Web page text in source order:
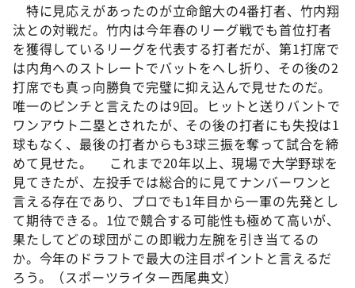
特に見応えがあったのが立命館大の4番打者、竹内翔
汰との対戦だ。竹内は今年春のリーグ戦でも首位打者
を獲得しているリーグを代表する打者だが、第1打席で
は内角へのストレートでバットをへし折り、その後の2
打席でも真っ向勝負で完璧に抑え込んで見せたのだ。
唯一のピンチと言えたのは9回。ヒットと送りバントで
ワンアウト二塁とされたが、その後の打者にも失投は1
球もなく、最後の打者からも3球三振を奪って試合を締
めて見せた。 これまで20年以上、現場で大学野球を
見てきたが、左投手では総合的に見てナンバーワンと
言える存在であり、プロでも1年目から一軍の先発とし
て期待できる。1位で競合する可能性も極めて高いが、
果たしてどの球団がこの即戦力左腕を引き当てるの
か。今年のドラフトで最大の注目ポイントと言えるだ
ろう。（スポーツライター西尾典文）